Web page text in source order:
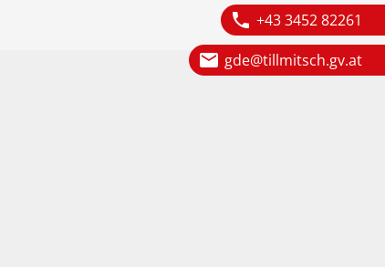
phone +43 3452 82261
email gde@tillmitsch.gv.at